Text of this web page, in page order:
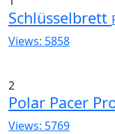
Schlüsselbrett
Views: 5858
2
Polar Pacer
Views: 5769